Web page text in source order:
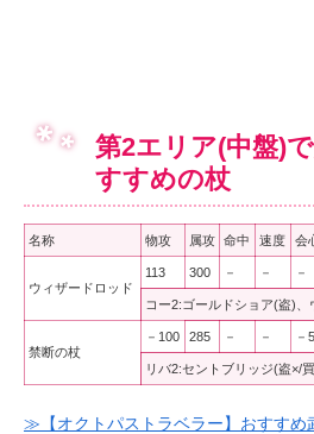
第2エリア(中盤)
すすめの杖
名称 物攻 属攻 命中 速度 会
ウィザードロッド
113 300 － － －
コー2:ゴールドショア(盗)
禁断の杖
－100 285 － － －
リバ2:セントブリッジ(盗×/
≫【オクトパストラベラー】おすすめ